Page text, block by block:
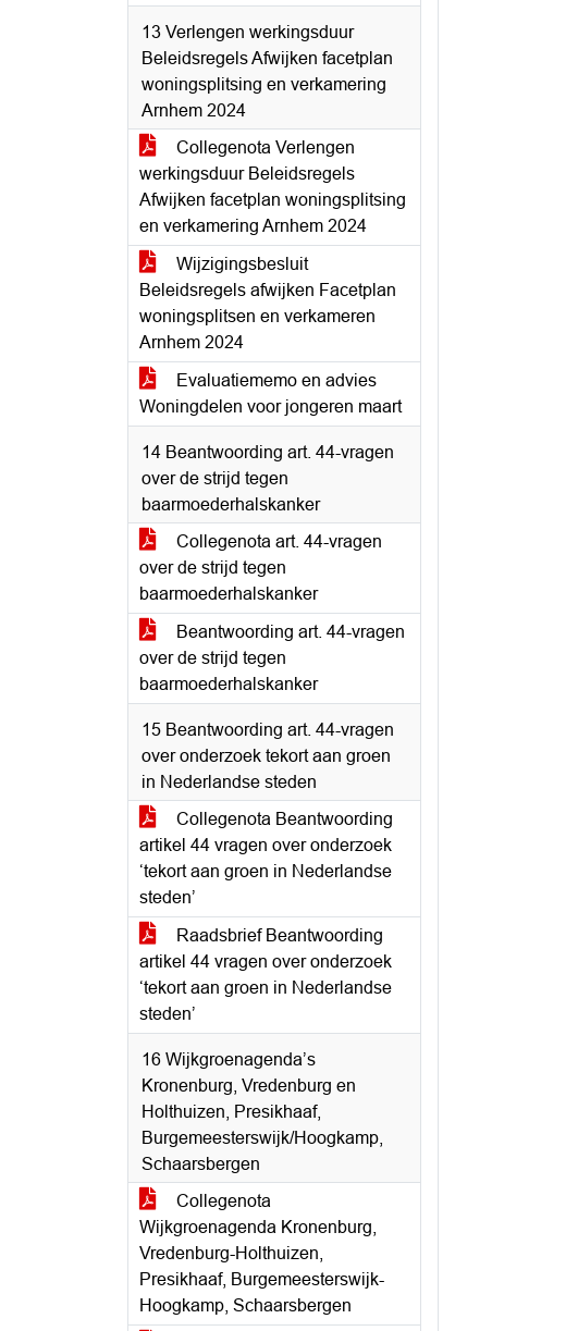
13 Verlengen werkingsduur
Beleidsregels Afwijken facetplan
woningsplitsing en verkamering
Arnhem 2024
Collegenota Verlengen
werkingsduur Beleidsregels
Afwijken facetplan woningsplitsing
en verkamering Arnhem 2024
Wijzigingsbesluit
Beleidsregels afwijken Facetplan
woningsplitsen en verkameren
Arnhem 2024
Evaluatiememo en advies
Woningdelen voor jongeren maart
14 Beantwoording art. 44-vragen
over de strijd tegen
baarmoederhalskanker
Collegenota art. 44-vragen
over de strijd tegen
baarmoederhalskanker
Beantwoording art. 44-vragen
over de strijd tegen
baarmoederhalskanker
15 Beantwoording art. 44-vragen
over onderzoek tekort aan groen
in Nederlandse steden
Collegenota Beantwoording
artikel 44 vragen over onderzoek
‘tekort aan groen in Nederlandse
steden’
Raadsbrief Beantwoording
artikel 44 vragen over onderzoek
‘tekort aan groen in Nederlandse
steden’
16 Wijkgroenagenda’s
Kronenburg, Vredenburg en
Holthuizen, Presikhaaf,
Burgemeesterswijk/Hoogkamp,
Schaarsbergen
Collegenota
Wijkgroenagenda Kronenburg,
Vredenburg-Holthuizen,
Presikhaaf, Burgemeesterswijk-
Hoogkamp, Schaarsbergen